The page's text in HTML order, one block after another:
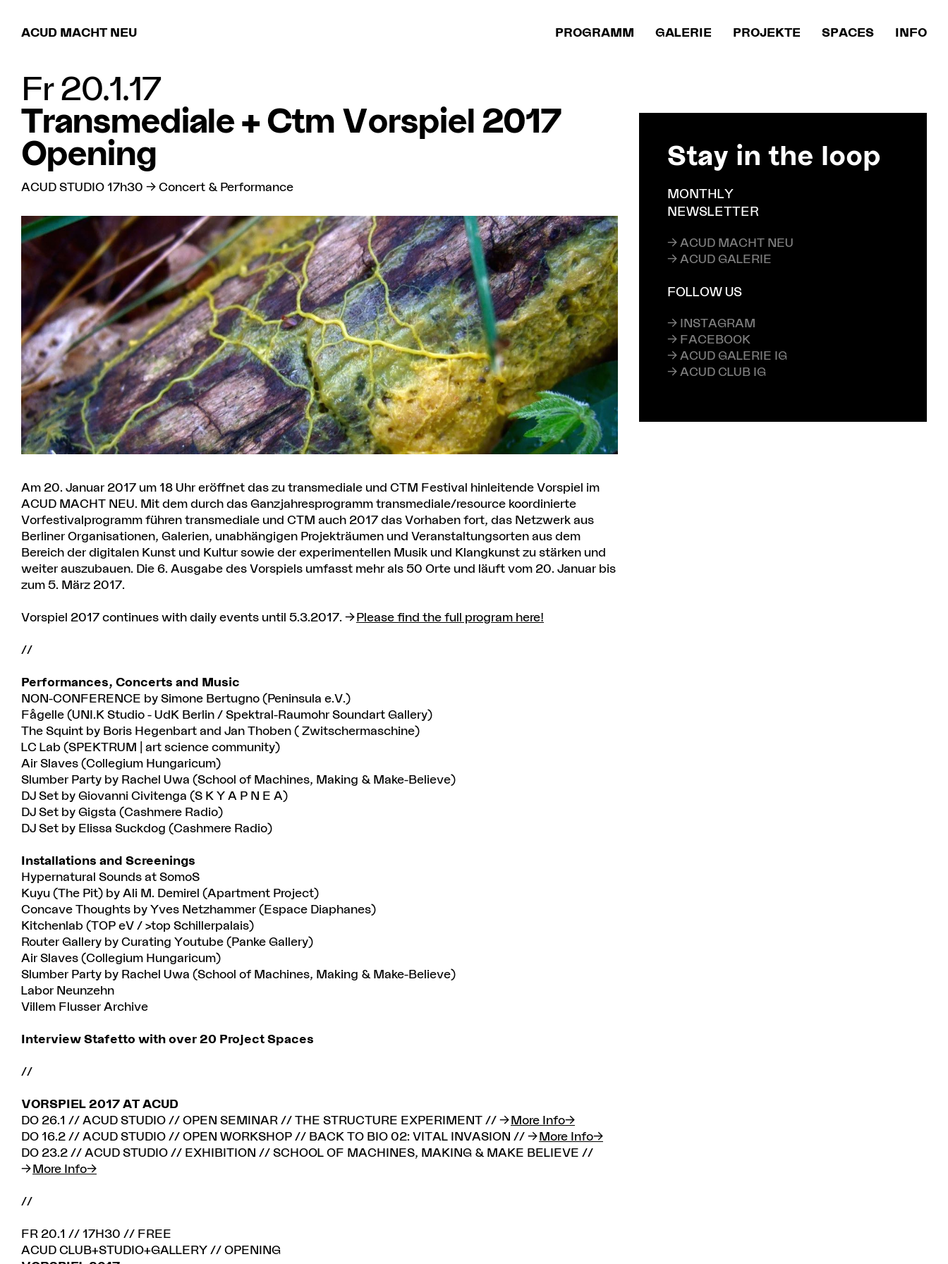
ACUD MACHT NEU PROGRAMM GALERIE PROJEKTE SPACES INFO
Fr 20.1.17
Transmediale + Ctm Vorspiel 2017
Opening
ACUD STUDIO 17h30 → Concert & Performance
Am 20. Januar 2017 um 18 Uhr eröffnet das zu transmediale und CTM Festival hinleitende Vorspiel im
ACUD MACHT NEU. Mit dem durch das Ganzjahresprogramm transmediale/resource koordinierte
Vorfestivalprogramm führen transmediale und CTM auch 2017 das Vorhaben fort, das Netzwerk aus
Berliner Organisationen, Galerien, unabhängigen Projekträumen und Veranstaltungsorten aus dem
Bereich der digitalen Kunst und Kultur sowie der experimentellen Musik und Klangkunst zu stärken und
weiter auszubauen. Die 6. Ausgabe des Vorspiels umfasst mehr als 50 Orte und läuft vom 20. Januar bis
zum 5. März 2017.
Vorspiel 2017 continues with daily events until 5.3.2017. Please find the full program here!
//
Performances, Concerts and Music
NON-CONFERENCE by Simone Bertugno (Peninsula e.V.)
Fågelle (UNI.K Studio - UdK Berlin / Spektral-Raumohr Soundart Gallery)
The Squint by Boris Hegenbart and Jan Thoben ( Zwitschermaschine)
LC Lab (SPEKTRUM | art science community)
Air Slaves (Collegium Hungaricum)
Slumber Party by Rachel Uwa (School of Machines, Making & Make-Believe)
DJ Set by Giovanni Civitenga (S K Y A P N E A)
DJ Set by Gigsta (Cashmere Radio)
DJ Set by Elissa Suckdog (Cashmere Radio)
Installations and Screenings
Hypernatural Sounds at SomoS
Kuyu (The Pit) by Ali M. Demirel (Apartment Project)
Concave Thoughts by Yves Netzhammer (Espace Diaphanes)
Kitchenlab (TOP eV / >top Schillerpalais)
Router Gallery by Curating Youtube (Panke Gallery)
Air Slaves (Collegium Hungaricum)
Slumber Party by Rachel Uwa (School of Machines, Making & Make-Believe)
Labor Neunzehn
Villem Flusser Archive
Interview Stafetto with over 20 Project Spaces
//
VORSPIEL 2017 AT ACUD
DO 26.1 // ACUD STUDIO // OPEN SEMINAR // THE STRUCTURE EXPERIMENT //
More Info
DO 16.2 // ACUD STUDIO // OPEN WORKSHOP // BACK TO BIO 02: VITAL INVASION //
More Info
DO 23.2 // ACUD STUDIO // EXHIBITION // SCHOOL OF MACHINES, MAKING & MAKE BELIEVE //
More Info
//
FR 20.1 // 17H30 // FREE
ACUD CLUB+STUDIO+GALLERY // OPENING
Stay in the loop
MONTHLY
NEWSLETTER
→ ACUD MACHT NEU
→ ACUD GALERIE
FOLLOW US
→ INSTAGRAM
→ FACEBOOK
→ ACUD GALERIE IG
→ ACUD CLUB IG